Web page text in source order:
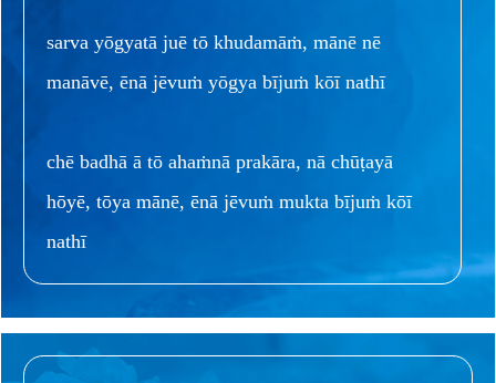
sarva yōgyatā juē tō khudamāṁ, mānē nē
manāvē, ēnā jēvuṁ yōgya bījuṁ kōī nathī
chē badhā ā tō ahaṁnā prakāra, nā chūṭayā
hōyē, tōya mānē, ēnā jēvuṁ mukta bījuṁ kōī
nathī